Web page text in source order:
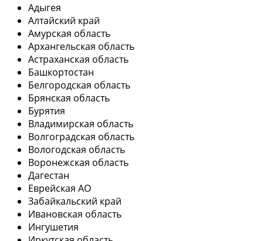
Адыгея
Алтайский край
Амурская область
Архангельская область
Астраханская область
Башкортостан
Белгородская область
Брянская область
Бурятия
Владимирская область
Волгоградская область
Вологодская область
Воронежская область
Дагестан
Еврейская АО
Забайкальский край
Ивановская область
Ингушетия